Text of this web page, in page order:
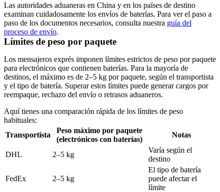
Las autoridades aduaneras en China y en los países de destino
examinan cuidadosamente los envíos de baterías. Para ver el paso a
paso de los documentos necesarios, consulta nuestra guía del
proceso de envío.
Límites de peso por paquete
Los mensajeros exprés imponen límites estrictos de peso por paquete
para electrónicos que contienen baterías. Para la mayoría de
destinos, el máximo es de 2–5 kg por paquete, según el transportista
y el tipo de batería. Superar estos límites puede generar cargos por
reempaque, rechazo del envío o retrasos aduaneros.
Aquí tienes una comparación rápida de los límites de peso
habituales:
Transportista
Peso máximo por paquete
(electrónicos con baterías)
Notas
DHL 2–5 kg
Varía según el
destino
FedEx 2–5 kg
El tipo de batería
puede afectar el
límite